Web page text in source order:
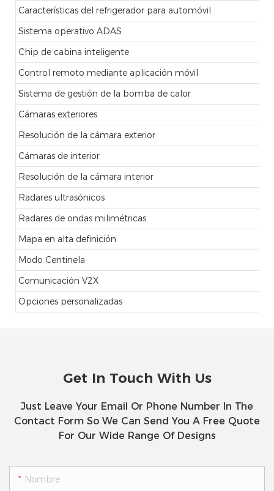
Características del refrigerador para automóvil
Sistema operativo ADAS
Chip de cabina inteligente
Control remoto mediante aplicación móvil
Sistema de gestión de la bomba de calor
Cámaras exteriores
Resolución de la cámara exterior
Cámaras de interior
Resolución de la cámara interior
Radares ultrasónicos
Radares de ondas milimétricas
Mapa en alta definición
Modo Centinela
Comunicación V2X
Opciones personalizadas
Get In Touch With Us
Just Leave Your Email Or Phone Number In The
Contact Form So We Can Send You A Free Quote
For Our Wide Range Of Designs
Nombre